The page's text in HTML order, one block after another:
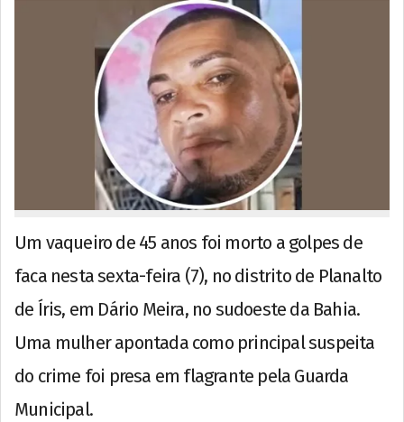
Um vaqueiro de 45 anos foi morto a golpes de
faca nesta sexta-feira (7), no distrito de Planalto
de Íris, em Dário Meira, no sudoeste da Bahia.
Uma mulher apontada como principal suspeita
do crime foi presa em flagrante pela Guarda
Municipal.